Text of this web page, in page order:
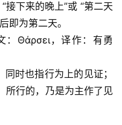
接下来的晚上”或 “第二天
即为第二天。
：Θάρσει，译作：有勇
时也指行为上的见证；
所行的，乃是为主作了见